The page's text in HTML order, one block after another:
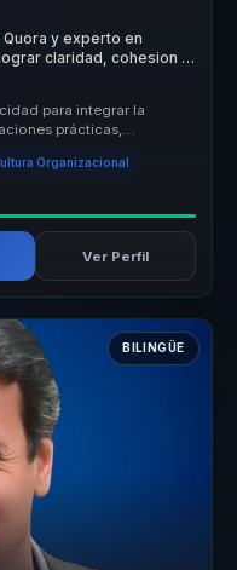
y experto en
claridad, cohesion y
para integrar la
prácticas,
Organizacional
Ver Perfil
BILINGÜE